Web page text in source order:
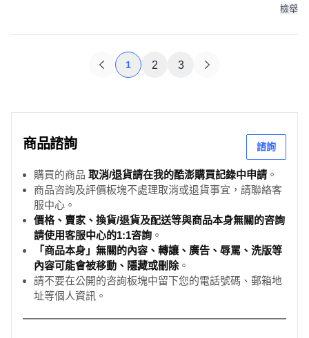
檢舉
1 2 3
商品諮詢 諮詢
購買的商品 取消/退貨請在我的酷澎購買記錄中申請 。
商品咨詢及評價板塊不處理取消或退貨事宜，請聯絡客
服中心。
價格、賣家、換貨/退貨及配送等與商品本身無關的咨詢
請使用客服中心的1:1咨詢 。
「商品本身」無關的內容、轉讓、廣告、辱罵、洗版等
內容可能會被移動、隱藏或刪除。
請不要在公開的咨詢板塊中留下您的電話號碼、郵箱地
址等個人資訊。